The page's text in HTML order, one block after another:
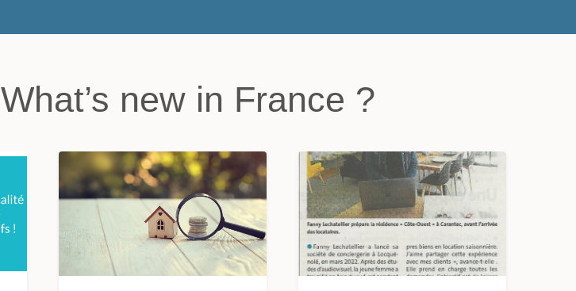
What’s new in France ?